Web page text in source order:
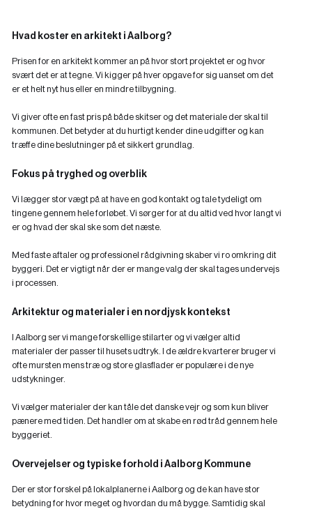
Hvad koster en arkitekt i Aalborg?
Prisen for en arkitekt kommer an på hvor stort projektet er og hvor
svært det er at tegne. Vi kigger på hver opgave for sig uanset om det
er et helt nyt hus eller en mindre tilbygning.
Vi giver ofte en fast pris på både skitser og det materiale der skal til
kommunen. Det betyder at du hurtigt kender dine udgifter og kan
træffe dine beslutninger på et sikkert grundlag.
Fokus på tryghed og overblik
Vi lægger stor vægt på at have en god kontakt og tale tydeligt om
tingene gennem hele forløbet. Vi sørger for at du altid ved hvor langt vi
er og hvad der skal ske som det næste.
Med faste aftaler og professionel rådgivning skaber vi ro omkring dit
byggeri. Det er vigtigt når der er mange valg der skal tages undervejs
i processen.
Arkitektur og materialer i en nordjysk kontekst
I Aalborg ser vi mange forskellige stilarter og vi vælger altid
materialer der passer til husets udtryk. I de ældre kvarterer bruger vi
ofte mursten mens træ og store glasflader er populære i de nye
udstykninger.
Vi vælger materialer der kan tåle det danske vejr og som kun bliver
pænere med tiden. Det handler om at skabe en rød tråd gennem hele
byggeriet.
Overvejelser og typiske forhold i Aalborg Kommune
Der er stor forskel på lokalplanerne i Aalborg og de kan have stor
betydning for hvor meget og hvordan du må bygge. Samtidig skal